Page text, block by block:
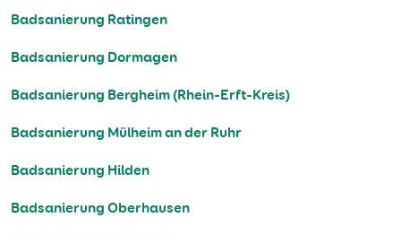
Badsanierung Ratingen
Badsanierung Dormagen
Badsanierung Bergheim (Rhein-Erft-Kreis)
Badsanierung Mülheim an der Ruhr
Badsanierung Hilden
Badsanierung Oberhausen